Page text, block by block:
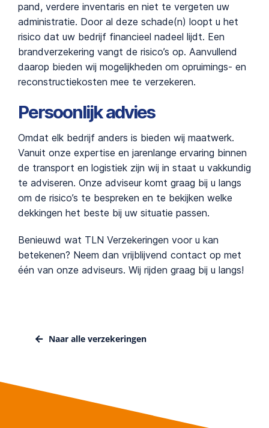
pand, verdere inventaris en niet te vergeten uw
administratie. Door al deze schade(n) loopt u het
risico dat uw bedrijf financieel nadeel lijdt. Een
brandverzekering vangt de risico’s op. Aanvullend
daarop bieden wij mogelijkheden om opruimings- en
reconstructiekosten mee te verzekeren.
Persoonlijk advies
Omdat elk bedrijf anders is bieden wij maatwerk.
Vanuit onze expertise en jarenlange ervaring binnen
de transport en logistiek zijn wij in staat u vakkundig
te adviseren. Onze adviseur komt graag bij u langs
om de risico’s te bespreken en te bekijken welke
dekkingen het beste bij uw situatie passen.
Benieuwd wat TLN Verzekeringen voor u kan
betekenen? Neem dan vrijblijvend contact op met
één van onze adviseurs. Wij rijden graag bij u langs!
Naar alle verzekeringen